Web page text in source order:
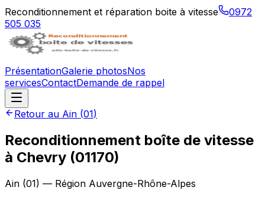
Reconditionnement et réparation boite à vitesse
0972
505 035
PrésentationGalerie photosNos
servicesContactDemande de rappel
Retour au Ain (01)
Reconditionnement boîte de vitesse
à Chevry (01170)
Ain (01) — Région Auvergne-Rhône-Alpes